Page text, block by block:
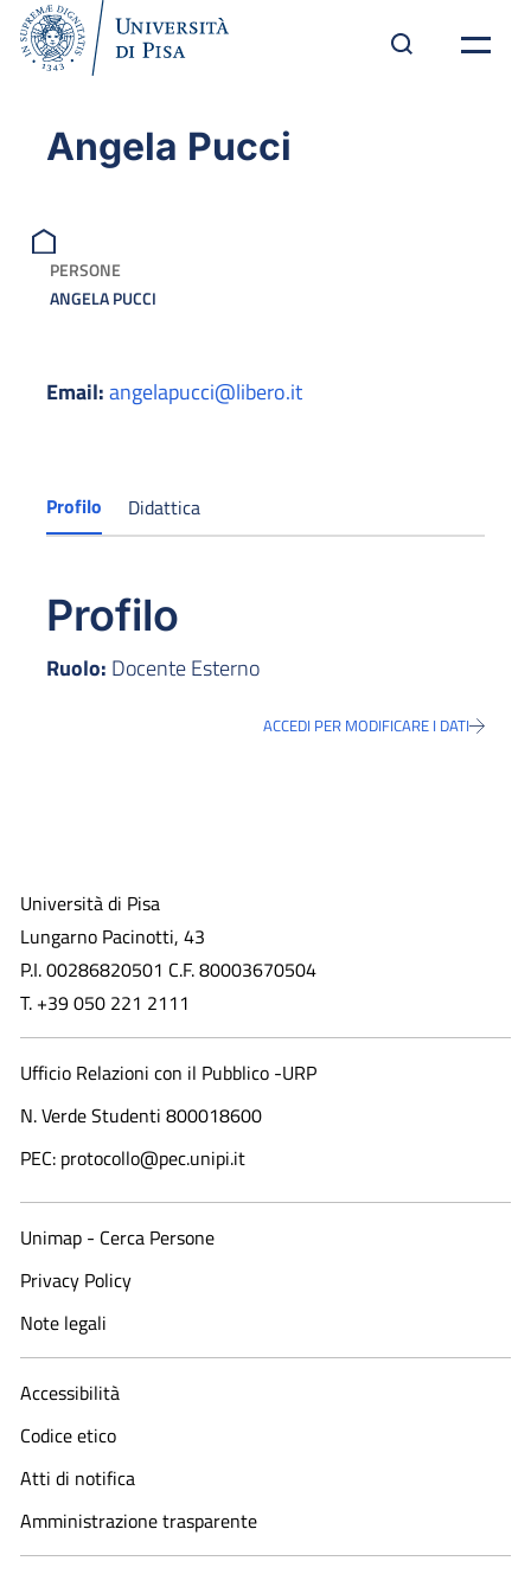
Angela Pucci
PERSONE
ANGELA PUCCI
Email:angelapucci@libero.it
Profilo Didattica
Profilo
Ruolo: Docente Esterno
ACCEDI PER MODIFICARE I DATI
Università di Pisa
Lungarno Pacinotti, 43
P.I. 00286820501 C.F. 80003670504
T. +39 050 221 2111
Ufficio Relazioni con il Pubblico -URP
N. Verde Studenti 800018600​
PEC: protocollo@pec.unipi.it
Unimap - Cerca Persone
Privacy Policy
Note legali
Accessibilità
Codice etico
Atti di notifica
Amministrazione trasparente